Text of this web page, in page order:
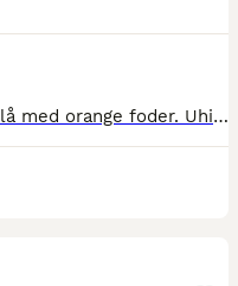
Uhipjacka och kjol strl 36. Mörkblå med orange foder. Uhipreflexloggan har delvis fallit bort på framsidan jackan, det är det enda "fel" jag hittat på set:et. Använt tidigare men har senaste 2 åren me